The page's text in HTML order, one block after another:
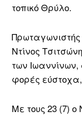
τοπικό Θρύλο.
Ντίνος
των
φορές
Με τους 23 (7) ο